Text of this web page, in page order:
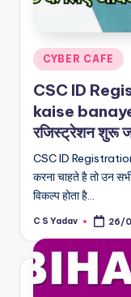
Posted
in
CYBER CAFE
CSC ID
kaise banaye
रजिस्ट्रेशन शुरू
CSC ID
करना चाहते है तो उन
विकल्प होता है…
Posted
C S Yadav 26/